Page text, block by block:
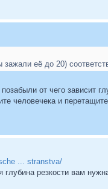
её до 20)
от чего зависит
человечека и
... stranstva/
резкости вам